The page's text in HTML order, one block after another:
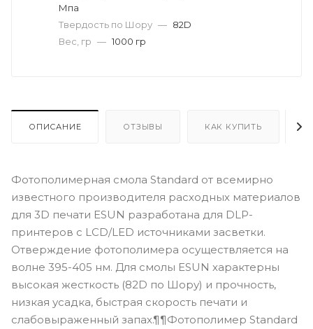
Мпа
Твердость по Шору — 82D
Вес, гр — 1000 гр
ОПИСАНИЕ ОТЗЫВЫ КАК КУПИТЬ
Фотополимерная смола Standard от всемирно
известного производителя расходных материалов
для 3D печати ESUN разработана для DLP-
принтеров с LCD/LED источниками засветки.
Отверждение фотополимера осуществляется на
волне 395-405 нм. Для смолы ESUN характерны
высокая жесткость (82D по Шору) и прочность,
низкая усадка, быстрая скорость печати и
слабовыраженный запах.¶¶Фотополимер Standard